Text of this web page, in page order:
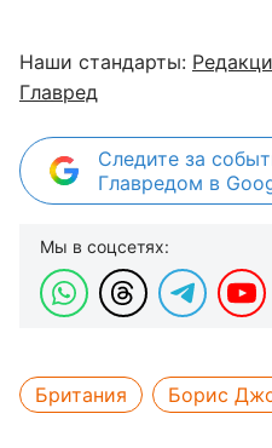
Наши стандарты:
Главред
Следите за
Главредом в
Мы в соцсетях:
Британия Борис